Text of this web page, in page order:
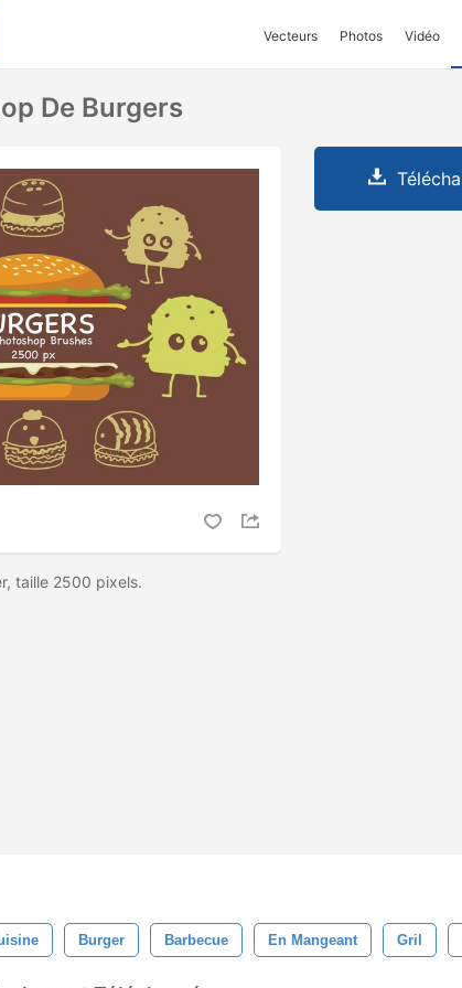
Vecteurs Photos Vidéo
De Burgers
taille 2500 pixels.
Burger Barbecue En Mangeant Gril